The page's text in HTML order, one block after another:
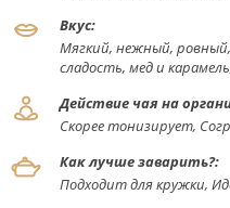
Вкус:
Мягкий, нежный,
сладость, мед и
Действие чая на
Скорее тонизирует,
Как лучше заварить?:
Подходит для кружки,